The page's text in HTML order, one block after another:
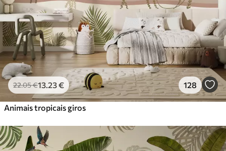
Vinil Premium
65.0039.00€/m²
Peel and Stick
81.6749.00€/m²
22.05€13 .23€ 128
Animais tropicais giros